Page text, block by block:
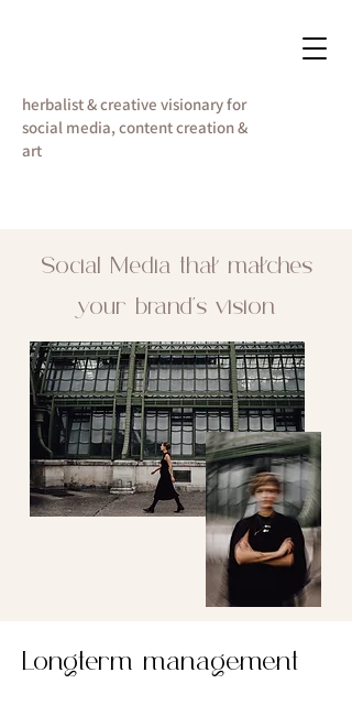
herbalist & creative visionary for
social media, content creation &
art
Social Media that matches
your brand's vision
Longterm management